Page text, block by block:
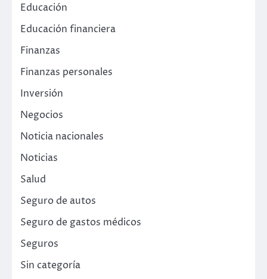
Educación
Educación financiera
Finanzas
Finanzas personales
Inversión
Negocios
Noticia nacionales
Noticias
Salud
Seguro de autos
Seguro de gastos médicos
Seguros
Sin categoría